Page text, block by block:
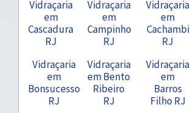
Vidraçaria
em
Cascadura
RJ
Vidraçaria
em
Campinho
RJ
Vidraçaria
em
Cachambi
RJ
Vidraçaria
em
Bonsucesso
RJ
Vidraçaria
em Bento
Ribeiro
RJ
Vidraçaria
em
Barros
Filho RJ